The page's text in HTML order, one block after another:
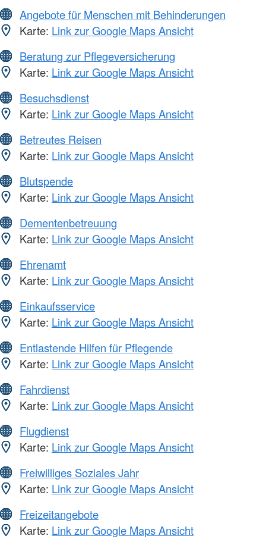
Angebote für Menschen mit Behinderungen
Karte: Link zur Google Maps Ansicht
Beratung zur Pflegeversicherung
Karte: Link zur Google Maps Ansicht
Besuchsdienst
Karte: Link zur Google Maps Ansicht
Betreutes Reisen
Karte: Link zur Google Maps Ansicht
Blutspende
Karte: Link zur Google Maps Ansicht
Dementenbetreuung
Karte: Link zur Google Maps Ansicht
Ehrenamt
Karte: Link zur Google Maps Ansicht
Einkaufsservice
Karte: Link zur Google Maps Ansicht
Entlastende Hilfen für Pflegende
Karte: Link zur Google Maps Ansicht
Fahrdienst
Karte: Link zur Google Maps Ansicht
Flugdienst
Karte: Link zur Google Maps Ansicht
Freiwilliges Soziales Jahr
Karte: Link zur Google Maps Ansicht
Freizeitangebote
Karte: Link zur Google Maps Ansicht